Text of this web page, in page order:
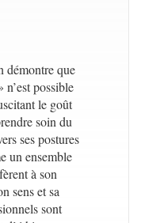
démontre que
n’est possible
le goût
soin du
ses postures
un ensemble
à son
sens et sa
sont